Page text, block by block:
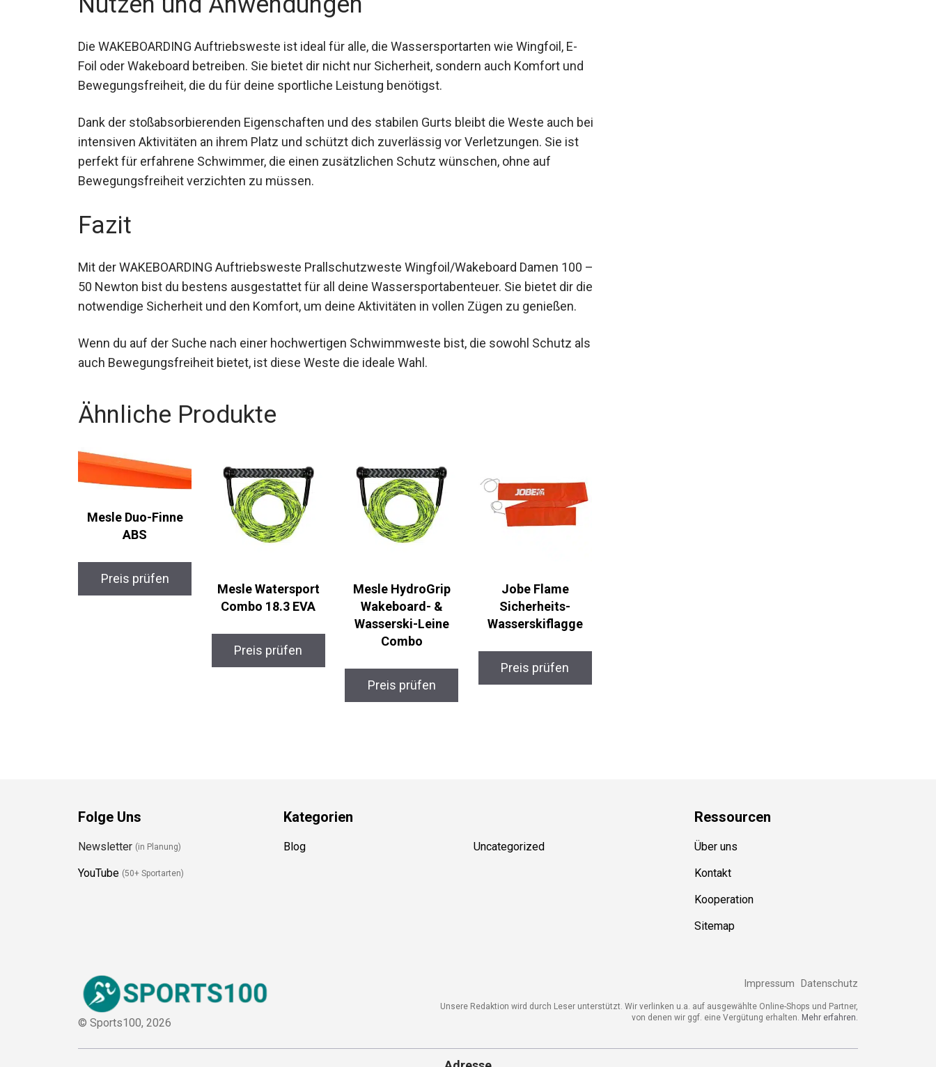
Die WAKEBOARDING Auftriebsweste ist ideal für alle, die Wassersportarten wie Wingfoil, E-
Foil oder Wakeboard betreiben. Sie bietet dir nicht nur Sicherheit, sondern auch Komfort und
Bewegungsfreiheit, die du für deine sportliche Leistung benötigst.
Dank der stoßabsorbierenden Eigenschaften und des stabilen Gurts bleibt die Weste auch bei
intensiven Aktivitäten an ihrem Platz und schützt dich zuverlässig vor Verletzungen. Sie ist
perfekt für erfahrene Schwimmer, die einen zusätzlichen Schutz wünschen, ohne auf
Bewegungsfreiheit verzichten zu müssen.
Fazit
Mit der WAKEBOARDING Auftriebsweste Prallschutzweste Wingfoil/Wakeboard Damen 100 –
50 Newton bist du bestens ausgestattet für all deine Wassersportabenteuer. Sie bietet dir die
notwendige Sicherheit und den Komfort, um deine Aktivitäten in vollen Zügen zu genießen.
Wenn du auf der Suche nach einer hochwertigen Schwimmweste bist, die sowohl Schutz als
auch Bewegungsfreiheit bietet, ist diese Weste die ideale Wahl.
Ähnliche Produkte
Mesle Duo-Finne
ABS
Preis prüfen
Mesle Watersport
Combo 18.3 EVA
Preis prüfen
Mesle HydroGrip
Wakeboard- &
Wasserski-Leine
Combo
Preis prüfen
Jobe Flame
Sicherheits-
Wasserskiflagge
Preis prüfen
Folge Uns
Newsletter (in Planung)
YouTube (50+ Sportarten)
Kategorien
Blog Uncategorized
Ressourcen
Über uns
Kontakt
Kooperation
Sitemap
© Sports100, 2026
Impressum Datenschutz
Unsere Redaktion wird durch Leser unterstützt. Wir verlinken u.a. auf ausgewählte Online-Shops und Partner,
von denen wir ggf. eine Vergütung erhalten. Mehr erfahren.